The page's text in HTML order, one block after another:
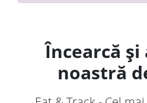
Încearcă
noastră